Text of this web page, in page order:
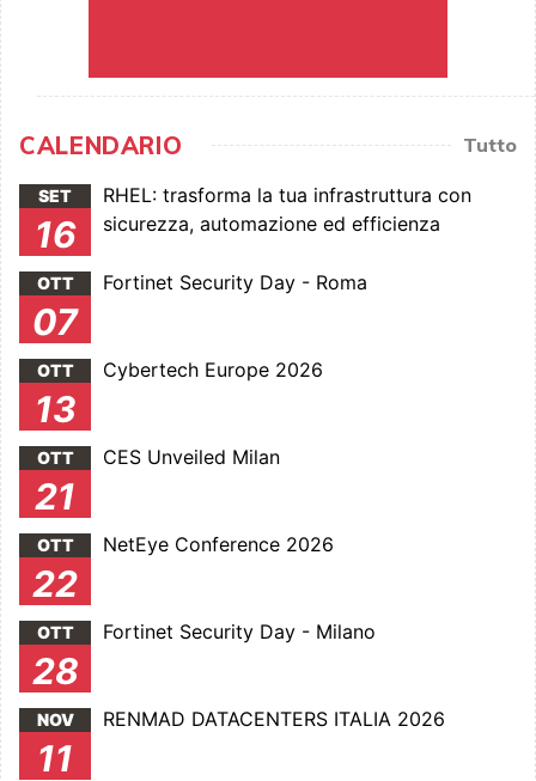
CALENDARIO Tutto
SET
16
RHEL: trasforma la tua infrastruttura con
sicurezza, automazione ed efficienza
OTT
07
Fortinet Security Day - Roma
OTT
13
Cybertech Europe 2026
OTT
21
CES Unveiled Milan
OTT
22
NetEye Conference 2026
OTT
28
Fortinet Security Day - Milano
NOV
11
RENMAD DATACENTERS ITALIA 2026